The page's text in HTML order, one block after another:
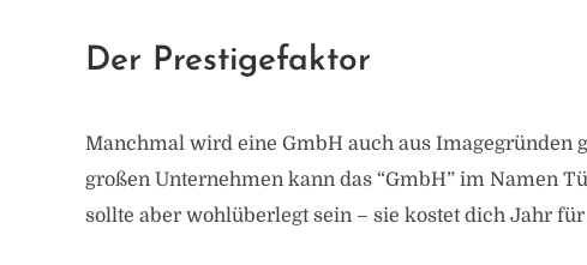
Der Prestigefaktor
Manchmal wird eine GmbH auch aus Imagegründen
großen Unternehmen kann das “GmbH” im Namen
sollte aber wohlüberlegt sein – sie kostet dich Jahr für